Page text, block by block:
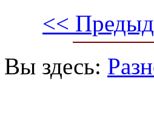
<<
Вы здесь: